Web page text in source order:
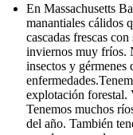
En Massachusetts
manantiales cálidos
cascadas frescas
inviernos muy fríos.
insectos y gérmenes
explotación forestal.
Tenemos muchos
del año. También